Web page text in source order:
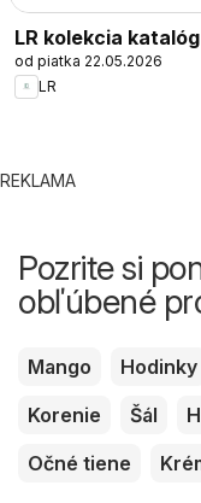
LR kolekcia katalóg
od piatka 22.05.2026
LR
REKLAMA
Pozrite si
obľúbené
Mango Hodinky
Korenie
Šál
Očné tiene